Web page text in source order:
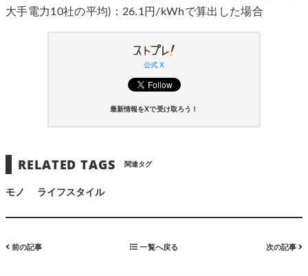
大手電力10社の平均)：26.1円/kWhで算出した場合
公式 X
最新情報をXで受け取ろう！
RELATED TAGS 関連タグ
モノ ライフスタイル
前の記事 一覧へ戻る 次の記事